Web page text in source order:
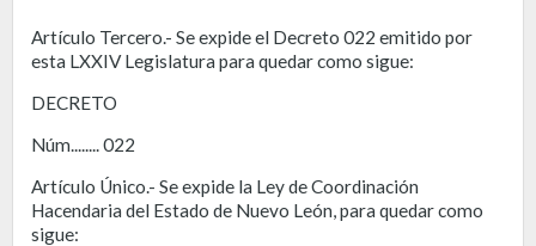
Artículo Tercero.- Se expide el Decreto 022 emitido por
esta LXXIV Legislatura para quedar como sigue:
DECRETO
Núm........ 022
Artículo Único.- Se expide la Ley de Coordinación
Hacendaria del Estado de Nuevo León, para quedar como
sigue: